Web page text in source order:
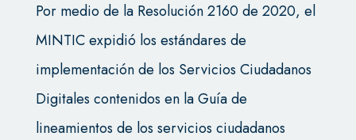
Por medio de la Resolución 2160 de 2020, el
MINTIC expidió los estándares de
implementación de los Servicios Ciudadanos
Digitales contenidos en la Guía de
lineamientos de los servicios ciudadanos